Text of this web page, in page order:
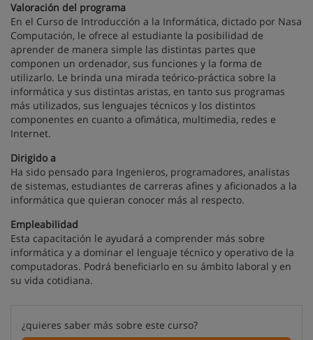
Valoración del programa
En el Curso de Introducción a la Informática, dictado por Nasa
Computación, le ofrece al estudiante la posibilidad de
aprender de manera simple las distintas partes que
componen un ordenador, sus funciones y la forma de
utilizarlo. Le brinda una mirada teórico-práctica sobre la
informática y sus distintas aristas, en tanto sus programas
más utilizados, sus lenguajes técnicos y los distintos
componentes en cuanto a ofimática, multimedia, redes e
Internet.
Dirigido a
Ha sido pensado para Ingenieros, programadores, analistas
de sistemas, estudiantes de carreras afines y aficionados a la
informática que quieran conocer más al respecto.
Empleabilidad
Esta capacitación le ayudará a comprender más sobre
informática y a dominar el lenguaje técnico y operativo de la
computadoras. Podrá beneficiarlo en su ámbito laboral y en
su vida cotidiana.
¿quieres saber más sobre este curso?